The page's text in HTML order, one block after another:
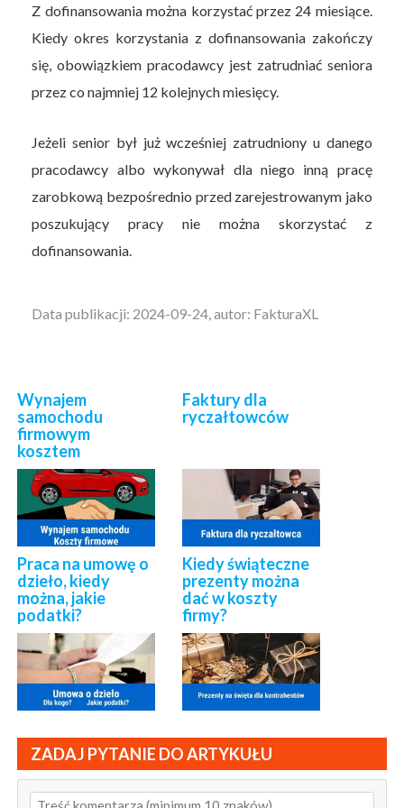
Z dofinansowania można korzystać przez 24 miesiące.
Kiedy okres korzystania z dofinansowania zakończy
się, obowiązkiem pracodawcy jest zatrudniać seniora
przez co najmniej 12 kolejnych miesięcy.
Jeżeli senior był już wcześniej zatrudniony u danego
pracodawcy albo wykonywał dla niego inną pracę
zarobkową bezpośrednio przed zarejestrowanym jako
poszukujący pracy nie można skorzystać z
dofinansowania.
Data publikacji: 2024-09-24, autor: FakturaXL
Wynajem
samochodu
firmowym
kosztem
Faktury dla
ryczałtowców
Praca na umowę o
dzieło, kiedy
można, jakie
podatki?
Kiedy świąteczne
prezenty można
dać w koszty
firmy?
ZADAJ PYTANIE DO ARTYKUŁU